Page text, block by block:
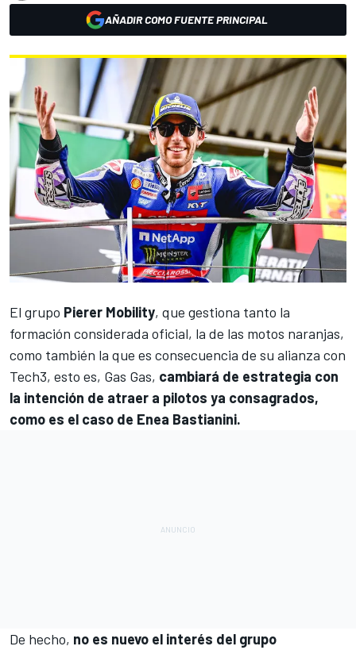
AÑADIR COMO FUENTE PRINCIPAL
El grupo Pierer Mobility, que gestiona tanto la
formación considerada oficial, la de las motos naranjas,
como también la que es consecuencia de su alianza con
Tech3, esto es, Gas Gas, cambiará de estrategia con
la intención de atraer a pilotos ya consagrados,
como es el caso de Enea Bastianini.
De hecho, no es nuevo el interés del grupo